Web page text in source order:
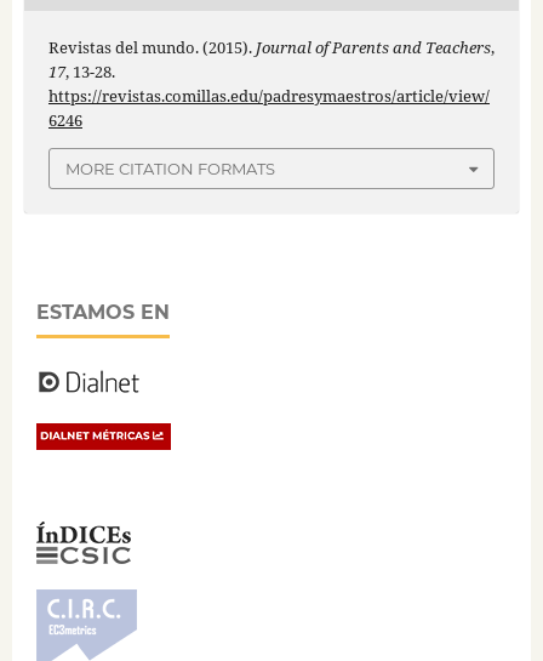
Revistas del mundo. (2015). Journal of Parents and Teachers,
17, 13-28.
https://revistas.comillas.edu/padresymaestros/article/view/
6246
MORE CITATION FORMATS
ESTAMOS EN